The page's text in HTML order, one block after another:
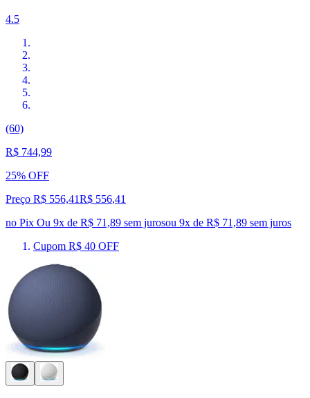
4.5
(60)
R$ 744,99
25% OFF
Preço R$ 556,41R$ 556,41
no Pix Ou 9x de R$ 71,89 sem jurosou 9x de R$ 71,89 sem juros
Cupom R$ 40 OFF